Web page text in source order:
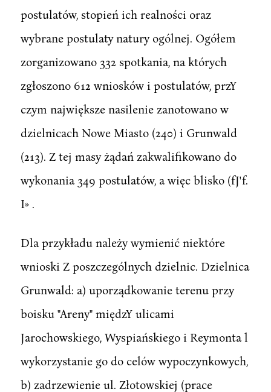
postulatów, stopień ich realności oraz
wybrane postulaty natury ogólnej. Ogółem
zorganizowano 332 spotkania, na których
zgłoszono 612 wniosków i postulatów, przY
czym największe nasilenie zanotowano w
dzielnicach Nowe Miasto (240) i Grunwald
(213). Z tej masy żądań zakwalifikowano do
wykonania 349 postulatów, a więc blisko (fJ'f.
I» .
Dla przykładu należy wymienić niektóre
wnioski Z poszczególnych dzielnic. Dzielnica
Grunwald: a) uporządkowanie terenu przy
boisku "Areny" międzY ulicami
Jarochowskiego, Wyspiańskiego i Reymonta l
wykorzystanie go do celów wypoczynkowych,
b) zadrzewienie ul. Złotowskiej (prace